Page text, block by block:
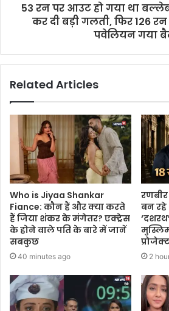
53 रन पर आउट हो गया था
कर दी बड़ी गलती, फिर 126
पवेलियन गया
Related Articles
Who is Jiyaa Shankar
Fiance: कौन हैं और क्या करते
हैं जिया शंकर के मंगेतर? एक्ट्रेस
के होने वाले पति के बारे में जानें
सबकुछ
40 minutes ago
बन रहे
मुस्लिम
2